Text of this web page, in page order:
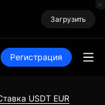
Загрузить
Регистрация
USDT EUR